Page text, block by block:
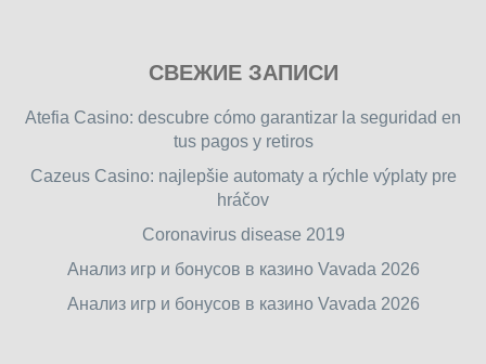
free
games
games.
СВЕЖИЕ ЗАПИСИ
Atefia Casino: descubre cómo garantizar la seguridad en
tus pagos y retiros
Cazeus Casino: najlepšie automaty a rýchle výplaty pre
hráčov
Coronavirus disease 2019
Анализ игр и бонусов в казино Vavada 2026
Анализ игр и бонусов в казино Vavada 2026